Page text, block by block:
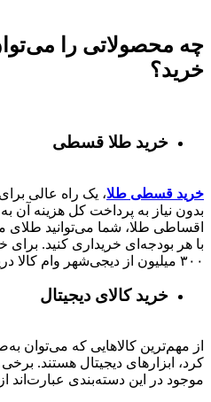
چه محصولاتی را
خرید؟
خرید طلا قسطی
خرید قسطی طلا، یک راه عالی
بدون نیاز به پرداخت کل هزینه
اقساطی طلا، شما می‌توانید طلای
با هر بودجه‌ای خریداری کنید. برای
۳۰۰ میلیون از دیجی‌شهر وام کالا دریافت کنند.
خرید کالای دیجیتال
از مهم‌ترین کالاهایی که
کرد، ابزارهای دیجیتال هستند.
موجود در این دسته‌بندی عبارت‌اند